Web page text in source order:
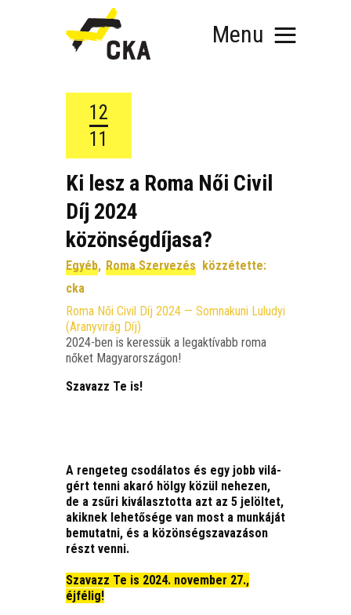
Menu
RÓLUNK
MIT SZERVEZÜNK?
KÉPEZD MAGAD!
TÁMOGATÁS
HÍREINK
12
11
Ki lesz a Roma Női Civil
Díj 2024
közönségdíjasa?
Egyéb, Roma Szervezés közzétette:
cka
Roma Női Civil Díj 2024 — Som­na­ku­ni Lulu­dyi
(Arany­vi­rág Díj)
2024-ben is keres­sük a leg­ak­tí­vabb roma
nőket Magyarországon!
Sza­vazz Te is!
A ren­ge­teg cso­dá­la­tos és egy jobb vilá­
gért ten­ni aka­ró hölgy közül nehe­zen,
de a zsű­ri kivá­lasz­tot­ta azt az 5 jelöl­tet,
akik­nek lehe­tő­sé­ge van most a mun­ká­ját
bemu­tat­ni, és a közön­ség­sza­va­zá­son
részt ven­ni.
Sza­vazz Te is 2024. novem­ber 27.,
éjfélig!